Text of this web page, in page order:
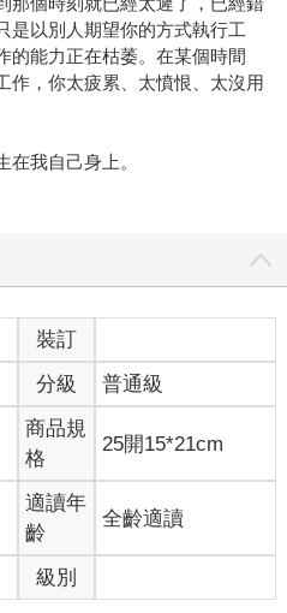
是以別人期望你的方式執行工
的能力正在枯萎。在某個時間
作，你太疲累、太憤恨、太沒用
我自己身上。
裝訂
分級 普通級
商品規
格
25開15*21cm
適讀年
齡
全齡適讀
級別